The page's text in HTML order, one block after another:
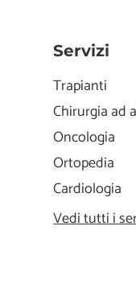
Servizi
Trapianti
Chirurgia ad
Oncologia
Ortopedia
Cardiologia
Vedi tutti i